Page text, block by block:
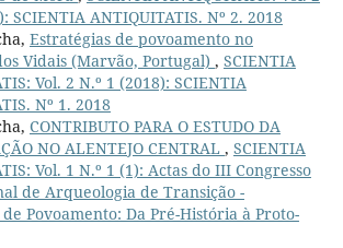
SCIENTIA ANTIQUITATIS. Nº 2. 2018
Estratégias de povoamento no
Vidais (Marvão, Portugal) , SCIENTIA
Vol. 2 N.º 1 (2018): SCIENTIA
Nº 1. 2018
CONTRIBUTO PARA O ESTUDO DA
NO ALENTEJO CENTRAL , SCIENTIA
Vol. 1 N.º 1 (1): Actas do III Congresso
de Arqueologia de Transição -
Povoamento: Da Pré-História à Proto-